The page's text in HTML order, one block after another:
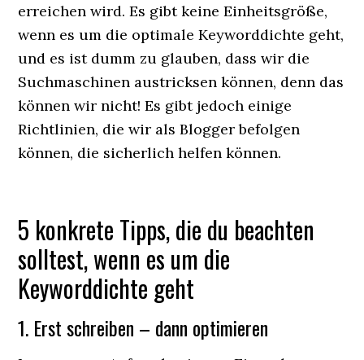
erreichen wird. Es gibt keine Einheitsgröße,
wenn es um die optimale Keyworddichte geht,
und es ist dumm zu glauben, dass wir die
Suchmaschinen austricksen können, denn das
können wir nicht! Es gibt jedoch einige
Richtlinien, die wir als Blogger befolgen
können, die sicherlich helfen können.
5 konkrete Tipps, die du beachten
solltest, wenn es um die
Keyworddichte geht
1. Erst schreiben – dann optimieren